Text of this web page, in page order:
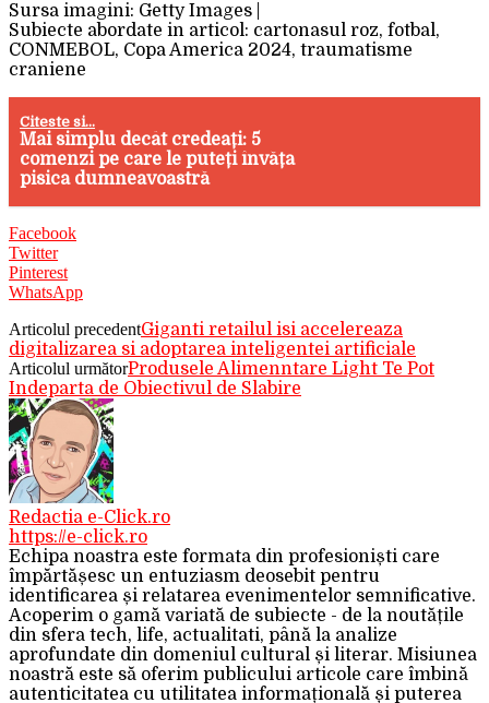
Sursa imagini: Getty Images |
Subiecte abordate in articol: cartonasul roz, fotbal,
CONMEBOL, Copa America 2024, traumatisme
craniene
Citeste si...
Mai simplu decât credeați: 5
comenzi pe care le puteți învăța
pisica dumneavoastră
Facebook
Twitter
Pinterest
WhatsApp
Articolul precedentGiganti retailul isi accelereaza
digitalizarea si adoptarea inteligentei artificiale
Articolul următorProdusele Alimenntare Light Te Pot
Indeparta de Obiectivul de Slabire
Redactia e-Click.ro
https://e-click.ro
Echipa noastra este formata din profesioniști care
împărtășesc un entuziasm deosebit pentru
identificarea și relatarea evenimentelor semnificative.
Acoperim o gamă variată de subiecte - de la noutățile
din sfera tech, life, actualitati, până la analize
aprofundate din domeniul cultural și literar. Misiunea
noastră este să oferim publicului articole care îmbină
autenticitatea cu utilitatea informațională și puterea